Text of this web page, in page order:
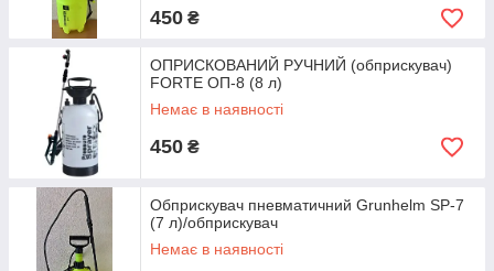
450 ₴
ОПРИСКОВАНИЙ РУЧНИЙ (обприскувач)
FORTE ОП-8 (8 л)
Немає в наявності
450 ₴
Обприскувач пневматичний Grunhelm SP-7
(7 л)/обприскувач
Немає в наявності